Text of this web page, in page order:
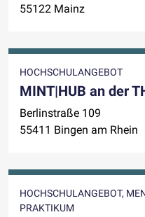
55122 Mainz
HOCHSCHULANGEBOT
MINT|HUB an der
Berlinstraße 109
55411 Bingen am Rhein
HOCHSCHULANGEBOT,
PRAKTIKUM